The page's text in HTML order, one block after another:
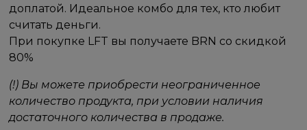
доплатой. Идеальное комбо для тех, кто любит
считать деньги.
При покупке LFT вы получаете BRN со скидкой
80%
(!) Вы можете приобрести неограниченное
количество продукта, при условии наличия
достаточного количества в продаже.